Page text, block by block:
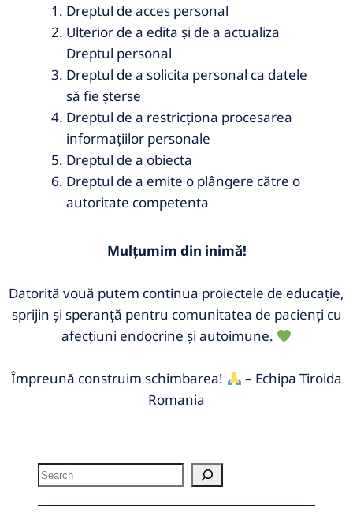
Dreptul de acces personal
Ulterior de a edita și de a actualiza
Dreptul personal
Dreptul de a solicita personal ca datele
să fie șterse
Dreptul de a restricţiona procesarea
informaţiilor personale
Dreptul de a obiecta
Dreptul de a emite o plângere către o
autoritate competenta
Mulțumim din inimă!
Datorită vouă putem continua proiectele de educație,
sprijin și speranță pentru comunitatea de pacienți cu
afecțiuni endocrine și autoimune.
Împreună construim schimbarea!
– Echipa Tiroida
Romania